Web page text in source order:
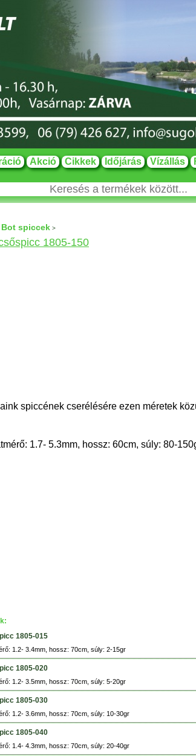
Akció Cikkek Időjárás Vízállás
Bot spiccek >
1805-150
spiccének cserélésére ezen méretek
1.7- 5.3mm, hossz: 60cm, súly: 80-
1805-015
1.2- 3.4mm, hossz: 70cm, súly: 2-15gr
1805-020
1.2- 3.5mm, hossz: 70cm, súly: 5-20gr
1805-030
1.2- 3.6mm, hossz: 70cm, súly: 10-30gr
1805-040
1.4- 4.3mm, hossz: 70cm, súly: 20-40gr